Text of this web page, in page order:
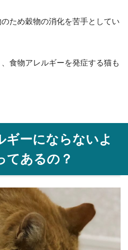
ため穀物の消化を苦手としてい
食物アレルギーを発症する猫も
ギーにならないよ
てあるの？